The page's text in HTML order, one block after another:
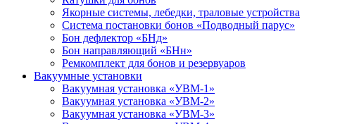
Якорные системы, лебедки, траловые устройства
Система постановки бонов «Подводный парус»
Бон дефлектор «БНд»
Бон направляющий «БНн»
Ремкомплект для бонов и резервуаров
Вакуумные установки
Вакуумная установка «УВМ-1»
Вакуумная установка «УВМ-2»
Вакуумная установка «УВМ-3»